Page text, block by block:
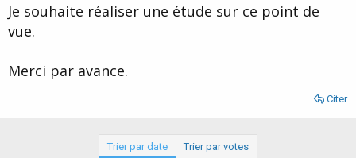
u
s
o
Je souhaite réaliser une étude sur ce point de
vue.
Merci par avance.
Citer
Trier par date Trier par votes